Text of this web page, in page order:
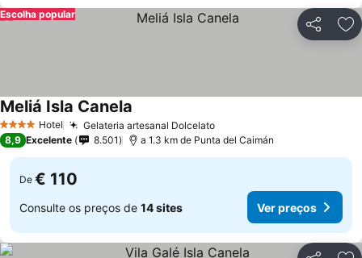
Partilhar
Escolha popular
4 EstrelasHotel Gelateria artesanal Dolcelato
Meliá Isla Canela
8,9 Excelente 8.501 a 1.3 km de Punta del Caimán
De € 110
Consulte os preços de 14 sites Ver preços